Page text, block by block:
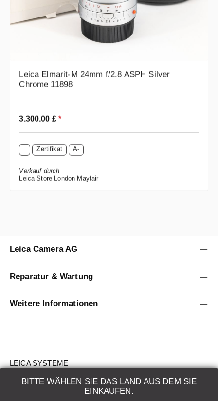
Leica Elmarit-M 24mm f/2.8 ASPH Silver
Chrome 11898
Regulärer Preis:
3.300,00 £*
Zertifikat A-
Verkauf durch
Leica Store London Mayfair
BITTE WÄHLEN SIE DAS LAND AUS DEM SIE
EINKAUFEN.
Leica Camera AG
Reparatur & Wartung
Weitere Informationen
LEICA SYSTEME
BEWERTUNG